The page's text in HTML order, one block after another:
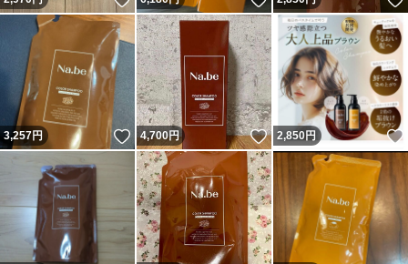
3,257円 いいね！
4,700円 いいね！
2,850円